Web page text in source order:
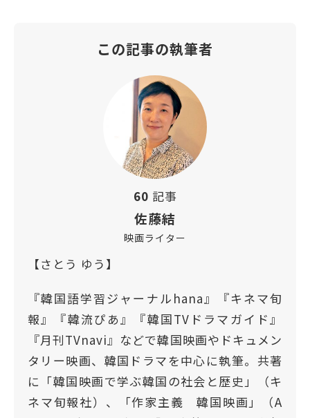
この記事の執筆者
60 記事
佐藤結
映画ライター
【さとう ゆう】
『韓国語学習ジャーナルhana』『キネマ旬
報』『韓流ぴあ』『韓国TVドラマガイド』
『月刊TVnavi』などで韓国映画やドキュメン
タリー映画、韓国ドラマを中心に執筆。共著
に「韓国映画で学ぶ韓国の社会と歴史」（キ
ネマ旬報社）、「作家主義 韓国映画」（A